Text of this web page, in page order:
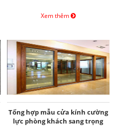
Xem thêm
Tổng hợp mẫu cửa kính cường
lực phòng khách sang trọng